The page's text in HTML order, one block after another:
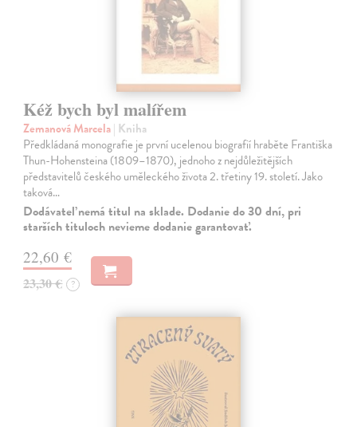
Kéž bych byl malířem
Zemanová Marcela| Kniha
Předkládaná monografie je první ucelenou biografií hraběte Františka
Thun-Hohensteina (1809–1870), jednoho z nejdůležitějších
představitelů českého uměleckého života 2. třetiny 19. století. Jako
taková…
Dodávateľ nemá titul na sklade. Dodanie do 30 dní, pri
starších tituloch nevieme dodanie garantovať.
22,60 €
23,30 € ?